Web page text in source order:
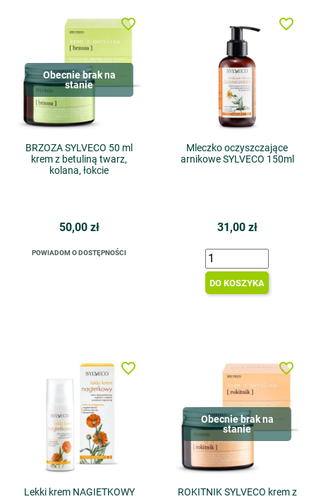
Obecnie brak na
stanie
BRZOZA SYLVECO 50 ml
krem z betuliną twarz,
kolana, łokcie
50,00 zł
POWIADOM O DOSTĘPNOŚCI
favorite_border
Mleczko oczyszczające
arnikowe SYLVECO 150ml
31,00 zł
DO KOSZYKA
favorite_border
Lekki krem NAGIETKOWY
favorite_border
Obecnie brak na
stanie
ROKITNIK SYLVECO krem z
favorite_border